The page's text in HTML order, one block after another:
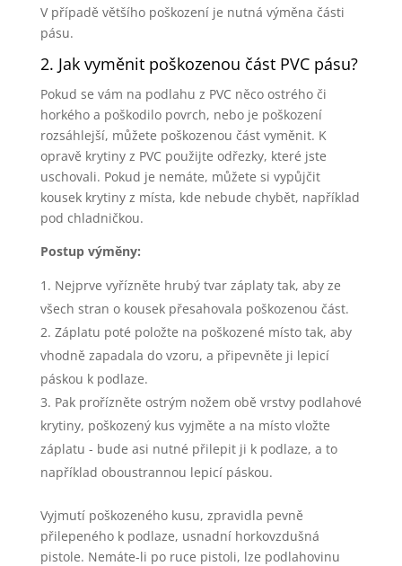
V případě většího poškození je nutná výměna části
pásu.
2. Jak vyměnit poškozenou část PVC pásu?
Pokud se vám na podlahu z PVC něco ostrého či
horkého a poškodilo povrch, nebo je poškození
rozsáhlejší, můžete poškozenou část vyměnit. K
opravě krytiny z PVC použijte odřezky, které jste
uschovali. Pokud je nemáte, můžete si vypůjčit
kousek krytiny z místa, kde nebude chybět, například
pod chladničkou.
Postup výměny:
Nejprve vyřízněte hrubý tvar záplaty tak, aby ze
všech stran o kousek přesahovala poškozenou část.
Záplatu poté položte na poškozené místo tak, aby
vhodně zapadala do vzoru, a připevněte ji lepicí
páskou k podlaze.
Pak prořízněte ostrým nožem obě vrstvy podlahové
krytiny, poškozený kus vyjměte a na místo vložte
záplatu - bude asi nutné přilepit ji k podlaze, a to
například oboustrannou lepicí páskou.
Vyjmutí poškozeného kusu, zpravidla pevně
přilepeného k podlaze, usnadní horkovzdušná
pistole. Nemáte-li po ruce pistoli, lze podlahovinu